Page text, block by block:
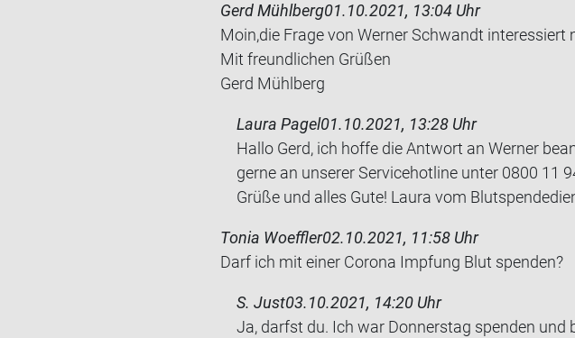
Gerd Mühlberg01.10.2021, 13:04 Uhr
Moin,die Frage von Wer­ner Schwandt
Mit freund­li­chen Grü­ßen
Gerd Mühl­berg
Laura Pagel01.10.2021, 13:28 Uhr
Hallo Gerd, ich hoffe die Antwort an Werner
gerne an unserer Servicehotline unter 0800 11
Grüße und alles Gute! Laura vom
Tonia Woeffler02.10.2021, 11:58 Uhr
Darf ich mit einer Co­ro­na Imp­fung Blut spen­den?
S. Just03.10.2021, 14:20 Uhr
Ja, darfst du. Ich war Don­ners­tag spen­den und